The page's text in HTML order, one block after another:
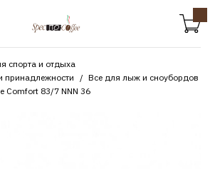
спорта и отдыха
принадлежности
Все для лыж и сноубордов
Comfort 83/7 NNN 36